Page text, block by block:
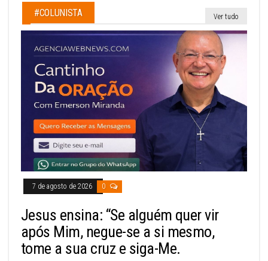
#COLUNISTA Ver tudo
7 de agosto de 2026 0
Jesus ensina: “Se alguém quer vir
após Mim, negue-se a si mesmo,
tome a sua cruz e siga-Me.